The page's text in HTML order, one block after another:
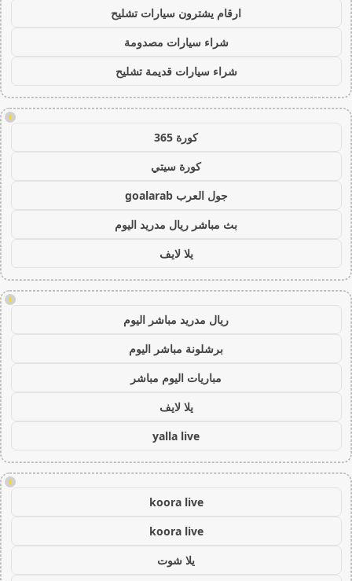
ارقام يشترون سيارات تشليح
شراء سيارات مصدومة
شراء سيارات قديمة تشليح
!
كورة 365
كورة سيتي
جول العرب goalarab
بث مباشر ريال مدريد اليوم
يلا لايف
!
ريال مدريد مباشر اليوم
برشلونة مباشر اليوم
مباريات اليوم مباشر
يلا لايف
yalla live
!
koora live
koora live
يلا شوت